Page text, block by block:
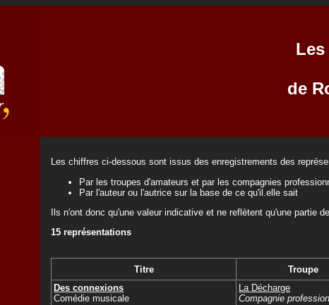
de
Les chiffres ci-dessous sont issus des enregistrements des
Par les troupes d'amateurs et par les compagnies
Par l'auteur ou l'autrice sur la base de ce qu'il.elle sait
Ils n'ont donc qu'une valeur indicative et ne reflètent qu'une partie
15 représentations
Titre Troupe
Des connexions
Comédie musicale
La Décharge
Compagnie